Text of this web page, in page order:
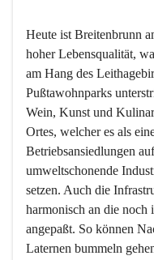
Heute ist Breitenbrunn
hoher Lebensqualität,
am Hang des
Pußtawohnparks
Wein, Kunst und
Ortes, welcher es als
Betriebsansiedlungen
umweltschonende
setzen. Auch die
harmonisch an die noch
angepaßt. So können
Laternen bummeln